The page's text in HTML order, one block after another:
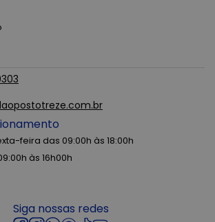
feira das 09:00h às 18:00h
às 16h00h
Siga nossas redes